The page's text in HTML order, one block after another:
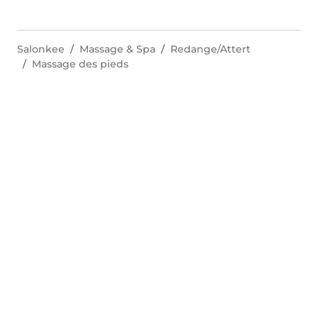
Salonkee Massage & Spa
Redange/Attert
Massage des pieds